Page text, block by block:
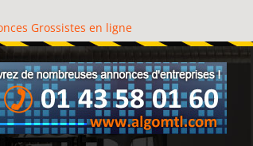
Grossistes en ligne